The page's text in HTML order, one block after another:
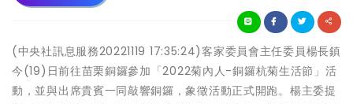
(中央社訊息服務20221119 17:35:24)客家委員會主任委員楊長鎮
今(19)日前往苗栗銅鑼參加「2022菊內人-銅鑼杭菊生活節」活
動，並與出席貴賓一同敲響銅鑼，象徵活動正式開跑。楊主委提